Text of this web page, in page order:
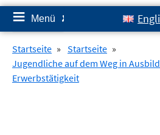
≡ Menü ✘
Startseite » Startseite »
Jugendliche auf dem Weg in
Erwerbstätigkeit